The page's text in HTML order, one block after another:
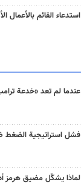
استدعاء القائم بالأعمال
عندما لم تعد «خدعة
فشل استراتيجية الضغط
لماذا يشكّل مضيق هرمز